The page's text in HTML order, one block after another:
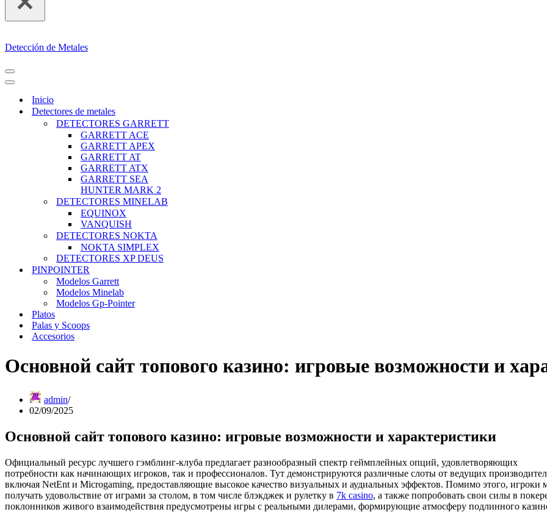
Detección de Metales
MENÚ
DE
NAVEGACIÓN
MENÚ
DE
NAVEGACIÓN
Inicio
Detectores de metales
DETECTORES GARRETT
GARRETT ACE
GARRETT APEX
GARRETT AT
GARRETT ATX
GARRETT SEA
HUNTER MARK 2
DETECTORES MINELAB
EQUINOX
VANQUISH
DETECTORES NOKTA
NOKTA SIMPLEX
DETECTORES XP DEUS
PINPOINTER
Modelos Garrett
Modelos Minelab
Modelos Gp-Pointer
Platos
Palas y Scoops
Accesorios
Основной сайт топового казино: игровые возможности и
admin
02/09/2025
Основной сайт топового казино: игровые возможности и характеристики
Официальный ресурс лучшего гэмблинг-клуба предлагает разнообразный спектр геймплейных опций, удовлетворяющих
потребности как начинающих игроков, так и профессионалов. Тут демонстрируются различные слоты от ведущих
включая NetEnt и Microgaming, предоставляющие высокое качество визуальных и аудиальных эффектов. Помимо этого, игроки
получать удовольствие от играми за столом, в том числе блэкджек и рулетку в 7k casino, а также попробовать свои силы в
поклонников живого взаимодействия предусмотрены игры с реальными дилерами, формирующие атмосферу подлинного